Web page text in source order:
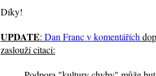
Díky!
UPDATE: Dan Franc v komentářích
zaslouží citaci: